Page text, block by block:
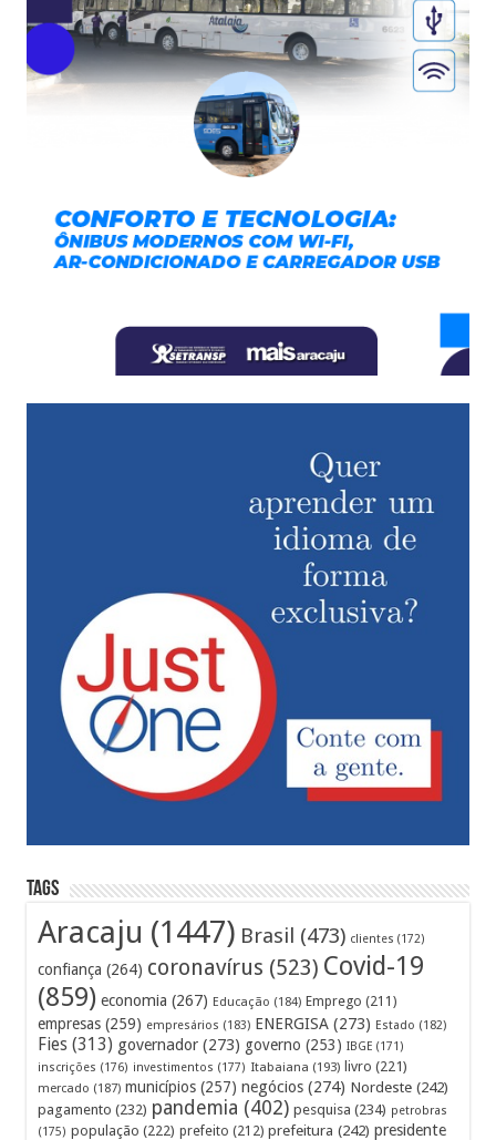
Tags
Aracaju (1447) Brasil (473) clientes (172)
confiança (264) coronavírus (523) Covid-19
(859) economia (267) Educação (184) Emprego (211)
empresas (259) empresários (183) ENERGISA (273) Estado (182)
Fies (313) governador (273) governo (253) IBGE (171)
inscrições (176) investimentos (177) Itabaiana (193) livro (221)
mercado (187) municípios (257) negócios (274) Nordeste (242)
pagamento (232) pandemia (402) pesquisa (234) petrobras
(175) população (222) prefeito (212) prefeitura (242) presidente